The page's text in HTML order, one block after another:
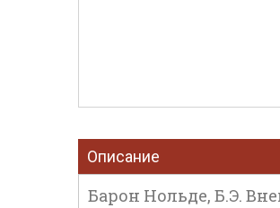
Описание
Барон Нольде, Б.Э.